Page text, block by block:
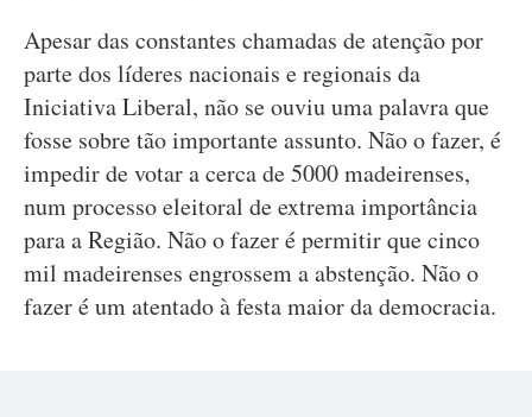
Apesar das constantes chamadas de atenção por
parte dos líderes nacionais e regionais da
Iniciativa Liberal, não se ouviu uma palavra que
fosse sobre tão importante assunto. Não o fazer, é
impedir de votar a cerca de 5000 madeirenses,
num processo eleitoral de extrema importância
para a Região. Não o fazer é permitir que cinco
mil madeirenses engrossem a abstenção. Não o
fazer é um atentado à festa maior da democracia.